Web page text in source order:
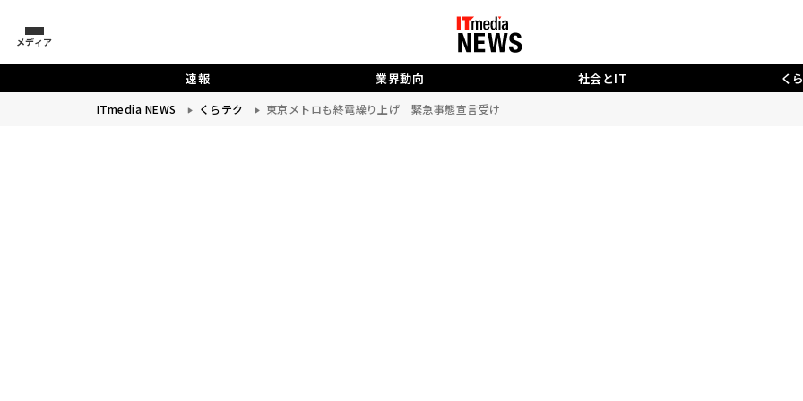
メディア
速報 業界動向 社会とIT く
ITmedia NEWS くらテク 東京メトロも終電繰り上げ 緊急事態宣言受け